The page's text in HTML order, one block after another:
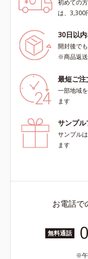
初めての
は、3,300
30日以
開封後で
※商品返
最短ご
一部地域
ます
サンプル
サンプル
ます
お電話で
無料通話